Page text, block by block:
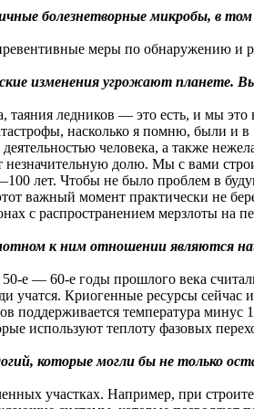
болезнетворные микробы, в
меры по обнаружению и
изменения угрожают планете.
таяния ледников — это есть, и мы
насколько я помню, были и в
человека, а также
незначительную долю. Мы с вами
лет. Чтобы не было проблем в
важный момент практически не
с распространением мерзлоты на
к ним отношении являются
е — 60-е годы прошлого века
учатся. Криогенные ресурсы сейчас
температура минус
используют теплоту фазовых
которые могли бы не только
участках. Например, при